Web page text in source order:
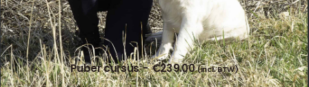
Puber cursus €239.00 (incl. BTW)